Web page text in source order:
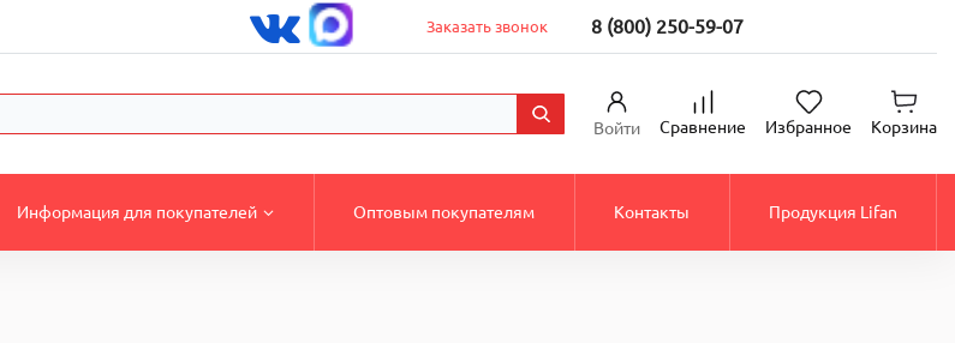
Заказать звонок 8 (800) 250-59-07
Войти Сравнение Избранное Корзина
Информация для покупателей Оптовым покупателям Контакты Продукция Lifan